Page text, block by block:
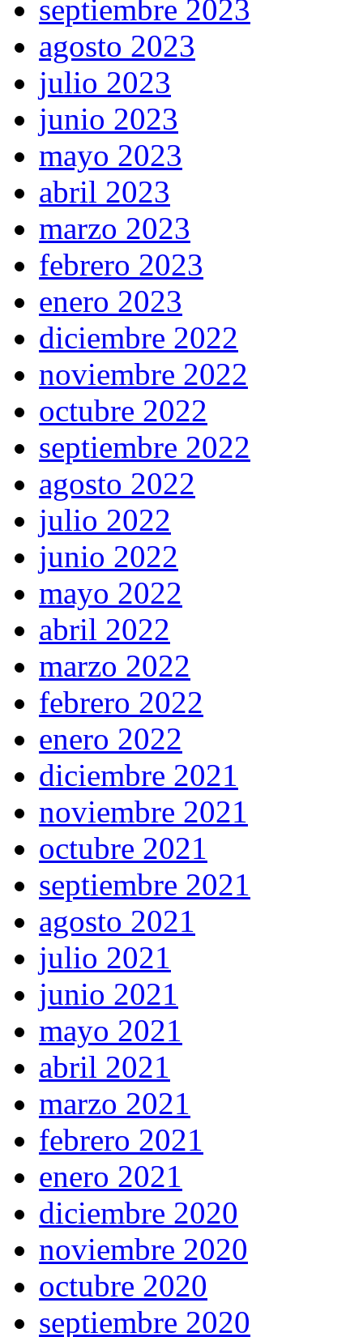
septiembre 2023
agosto 2023
julio 2023
junio 2023
mayo 2023
abril 2023
marzo 2023
febrero 2023
enero 2023
diciembre 2022
noviembre 2022
octubre 2022
septiembre 2022
agosto 2022
julio 2022
junio 2022
mayo 2022
abril 2022
marzo 2022
febrero 2022
enero 2022
diciembre 2021
noviembre 2021
octubre 2021
septiembre 2021
agosto 2021
julio 2021
junio 2021
mayo 2021
abril 2021
marzo 2021
febrero 2021
enero 2021
diciembre 2020
noviembre 2020
octubre 2020
septiembre 2020